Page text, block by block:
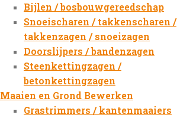
Bijlen / bosbouwgereedschap
Snoeischaren / takkenscharen /
takkenzagen / snoeizagen
Doorslijpers / bandenzagen
Steenkettingzagen /
betonkettingzagen
Maaien en Grond Bewerken
Grastrimmers / kantenmaaiers